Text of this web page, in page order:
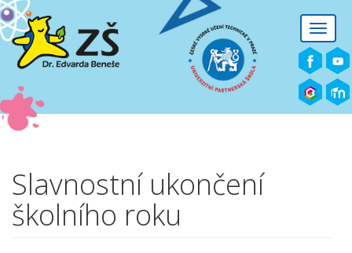
Přejít k hlavnímu obsahu
Toggle
Slavnostní ukončení
školního roku